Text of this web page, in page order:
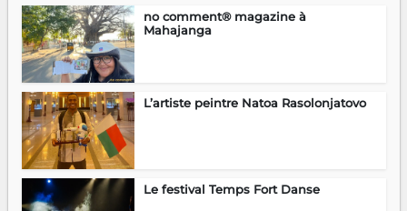
no comment® magazine à
Mahajanga
L’artiste peintre Natoa Rasolonjatovo
Le festival Temps Fort Danse